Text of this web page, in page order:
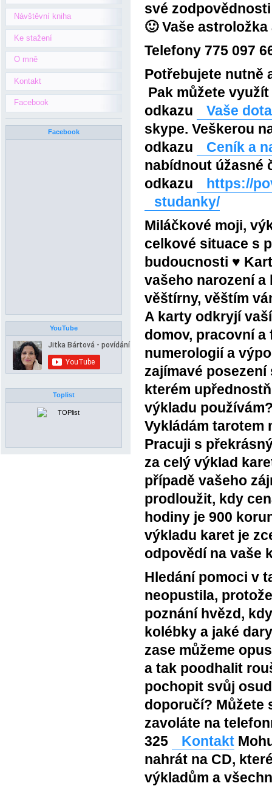
své
🙂 Vaše
Telefony 775 097
Potřebujete nutně
Pak můžete
odkazu
Vaše
skype. Veškerou
odkazu
Ceník a
nabídnout úžasné
odkazu
https://
studanky/
Miláčkové moji,
celkové situace s
budoucnosti ♥
vašeho narození a
věštírny, věštím
A karty odkryjí
domov, pracovní
numerologií a
zajímavé
kterém
výkladu
Vykládám tarotem
Pracuji s
za celý výklad
případě vašeho
prodloužit, kdy
hodiny je 900
výkladu karet je
odpovědí na vaše
Hledání pomoci v
neopustila,
poznání hvězd,
kolébky a jaké
zase můžeme
a tak poodhalit
pochopit svůj
doporučí? Můžete
zavoláte na
325
Kontakt
nahrát na CD,
výkladům a
Návštěvní kniha
Ke stažení
O mně
Kontakt
Facebook
Facebook
YouTube
Toplist